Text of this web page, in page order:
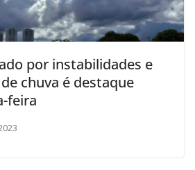
por instabilidades e
chuva é destaque
feira